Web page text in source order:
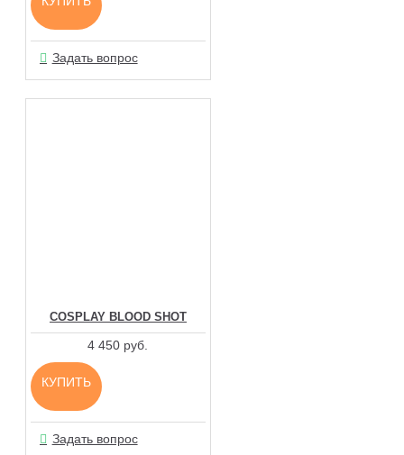
Задать вопрос
COSPLAY BLOOD SHOT
4 450 руб.
КУПИТЬ
Задать вопрос